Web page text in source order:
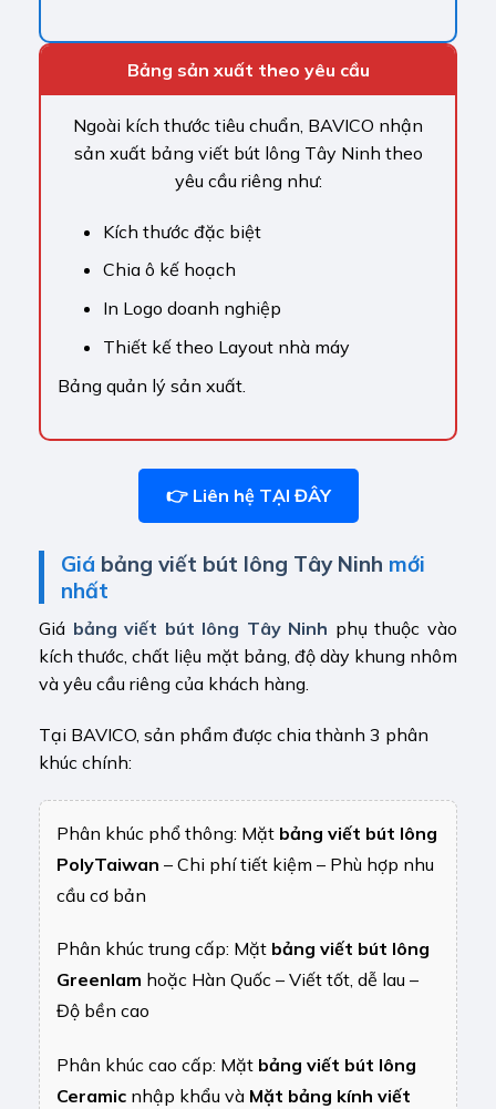
Bảng sản xuất theo yêu cầu
Ngoài kích thước tiêu chuẩn, BAVICO nhận
sản xuất bảng viết bút lông Tây Ninh theo
yêu cầu riêng như:
Kích thước đặc biệt
Chia ô kế hoạch
In Logo doanh nghiệp
Thiết kế theo Layout nhà máy
Bảng quản lý sản xuất.
👉 Liên hệ TẠI ĐÂY
Giá bảng viết bút lông Tây Ninh mới
nhất
Giá bảng viết bút lông Tây Ninh phụ thuộc vào
kích thước, chất liệu mặt bảng, độ dày khung nhôm
và yêu cầu riêng của khách hàng.
Tại BAVICO, sản phẩm được chia thành 3 phân
khúc chính:
Phân khúc phổ thông: Mặt bảng viết bút lông
PolyTaiwan – Chi phí tiết kiệm – Phù hợp nhu
cầu cơ bản
Phân khúc trung cấp: Mặt bảng viết bút lông
Greenlam hoặc Hàn Quốc – Viết tốt, dễ lau –
Độ bền cao
Phân khúc cao cấp: Mặt bảng viết bút lông
Ceramic nhập khẩu và Mặt bảng kính viết